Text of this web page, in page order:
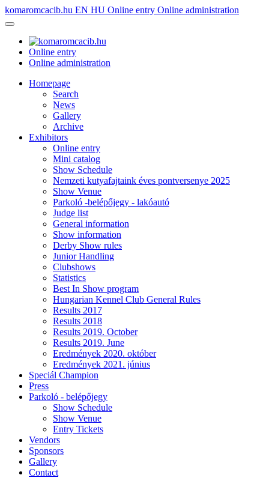
komaromcacib.hu EN HU Online entry Online administration
Online entry
Online administration
Homepage
Search
News
Gallery
Archive
Exhibitors
Online entry
Mini catalog
Show Schedule
Nemzeti kutyafajtaink éves pontversenye 2025
Show Venue
Parkoló -belépőjegy - lakóautó
Judge list
General information
Show information
Derby Show rules
Junior Handling
Clubshows
Statistics
Best In Show program
Hungarian Kennel Club General Rules
Results 2017
Results 2018
Results 2019. October
Results 2019. June
Eredmények 2020. október
Eredmények 2021. június
Speciál Champion
Press
Parkoló - belépőjegy
Show Schedule
Show Venue
Entry Tickets
Vendors
Sponsors
Gallery
Contact